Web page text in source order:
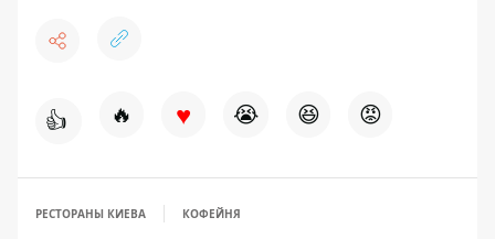
👍 🔥 ♥ 😭 😆 😡
РЕСТОРАНЫ КИЕВА КОФЕЙНЯ